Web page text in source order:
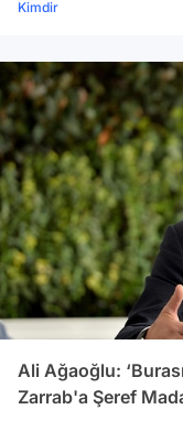
Kimdir
Ali Ağaoğlu:
Zarrab'a Şeref